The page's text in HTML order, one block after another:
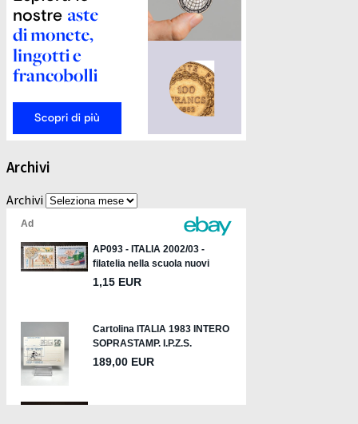
Archivi
Archivi